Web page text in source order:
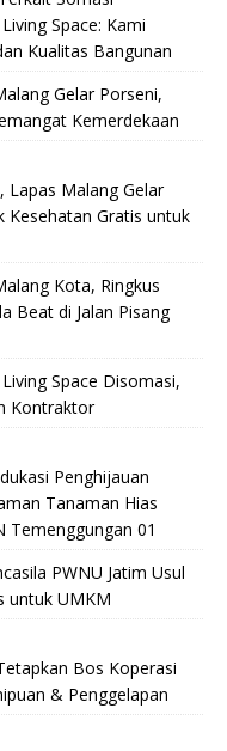
Space: Kami
Kualitas Bangunan
Gelar Porseni,
Kemerdekaan
Lapas Malang Gelar
Kesehatan Gratis untuk
Kota, Ringkus
Beat di Jalan Pisang
Space Disomasi,
Kontraktor
Penghijauan
Tanaman Hias
Temenggungan 01
PWNU Jatim Usul
untuk UMKM
Bos Koperasi
& Penggelapan